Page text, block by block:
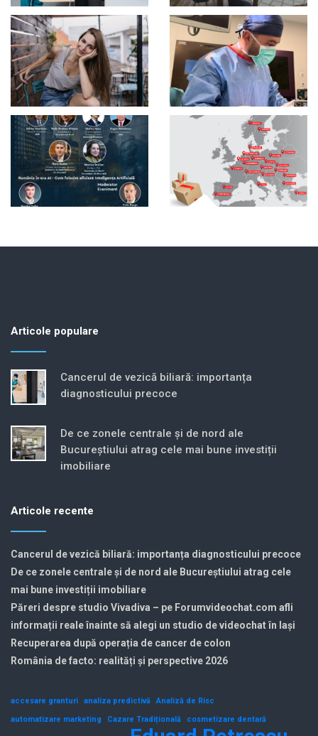
Articole populare
Cancerul de vezică biliară: importanța
diagnosticului precoce
De ce zonele centrale și de nord ale
Bucureștiului atrag cele mai bune investiții
imobiliare
Articole recente
Cancerul de vezică biliară: importanța diagnosticului precoce
De ce zonele centrale și de nord ale Bucureștiului atrag cele
mai bune investiții imobiliare
Păreri despre studio Vivadiva – pe Forumvideochat.com afli
informații reale înainte să alegi un studio de videochat în Iași
Recuperarea după operația de cancer de colon
România de facto: realități și perspective 2026
accesare granturi analiza predictivă
Analiză de Risc
automatizare marketing
Cazare Tradițională cosmetizare dentară